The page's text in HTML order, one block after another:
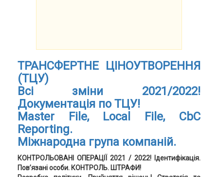
ТРАНСФЕРТНЕ ЦІНОУТВОРЕННЯ
(ТЦУ)
Всі зміни 2021/2022!
Документація по ТЦУ!
Master File, Local File, CbC
Reporting.
Міжнародна група компаній.
КОНТРОЛЬОВАНІ ОПЕРАЦІЇ 2021 / 2022! Ідентифікація.
Пов’язані особи. КОНТРОЛЬ. ШТРАФИ!